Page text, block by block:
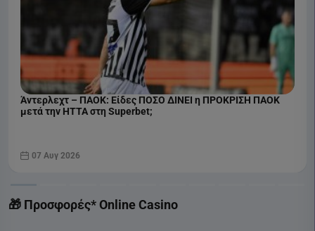
Άντερλεχτ – ΠΑΟΚ: Είδες ΠΟΣΟ ΔΙΝΕΙ η ΠΡΟΚΡΙΣΗ ΠΑΟΚ
μετά την ΗΤΤΑ στη Superbet;
07 Αυγ 2026
🎁 Προσφορές* Online Casino